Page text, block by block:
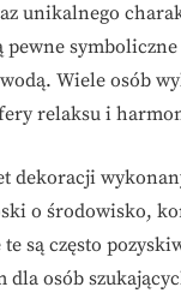
unikalnego
pewne
Wiele osób
relaksu i
dekoracji
o środowisko,
są często
dla osób